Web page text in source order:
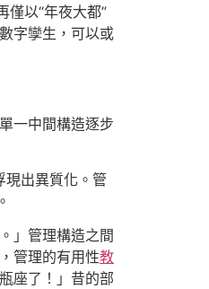
僅以“年夜大都”
字孿生，可以或
一中間構造逐步
現出異質化。管
」管理構造之間
管理的有用性教
座了！」昔的部